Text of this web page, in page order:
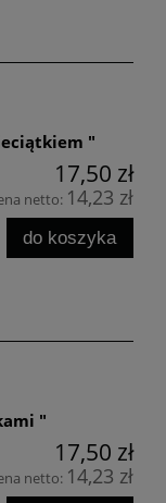
"
17,50 zł
netto: 14,23 zł
do koszyka
"
17,50 zł
netto: 14,23 zł